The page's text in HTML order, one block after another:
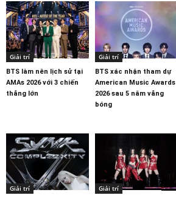
Giải trí
BTS làm nên lịch sử tại
AMAs 2026 với 3 chiến
thắng lớn
Giải trí
BTS xác nhận tham dự
American Music Awards
2026 sau 5 năm vắng
bóng
Giải trí Giải trí